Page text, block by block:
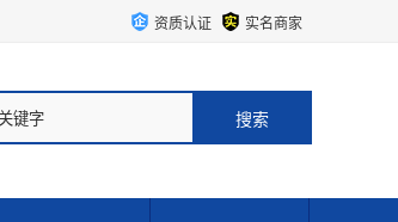
资质认证 实名商家